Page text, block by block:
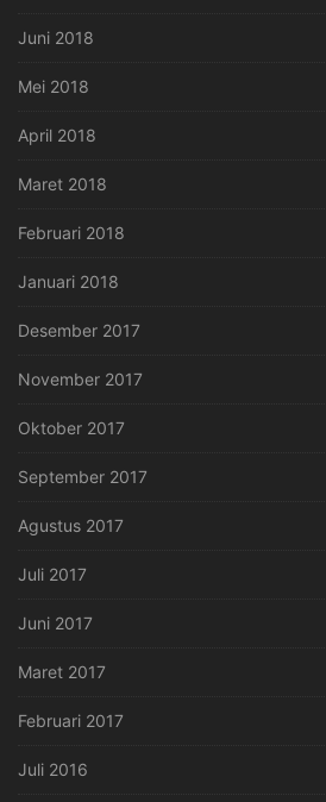
Juni 2018
Mei 2018
April 2018
Maret 2018
Februari 2018
Januari 2018
Desember 2017
November 2017
Oktober 2017
September 2017
Agustus 2017
Juli 2017
Juni 2017
Maret 2017
Februari 2017
Juli 2016